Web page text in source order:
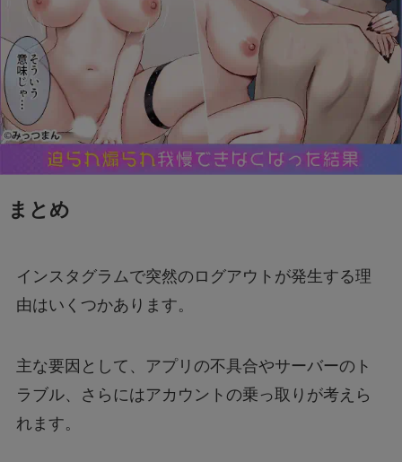
まとめ
インスタグラムで突然のログアウトが発生する理
由はいくつかあります。
主な要因として、アプリの不具合やサーバーのト
ラブル、さらにはアカウントの乗っ取りが考えら
れます。